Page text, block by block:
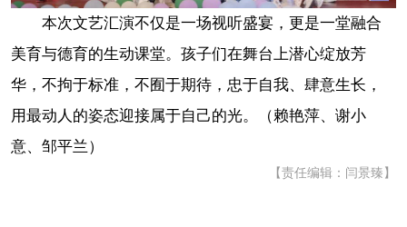
本次文艺汇演不仅是一场视听盛宴，更是一堂融合
美育与德育的生动课堂。孩子们在舞台上潜心绽放芳
华，不拘于标准，不囿于期待，忠于自我、肆意生长，
用最动人的姿态迎接属于自己的光。（赖艳萍、谢小
意、邹平兰）
【责任编辑：闫景臻】